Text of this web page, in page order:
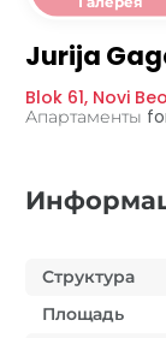
Jurija
Blok 61, Novi
Апартаменты
Структура
Площадь